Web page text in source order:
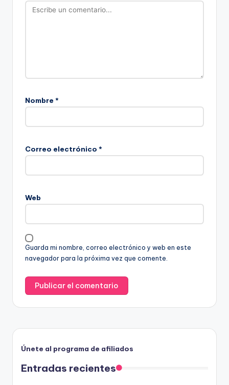
Nombre *
Correo electrónico *
Web
Guarda mi nombre, correo electrónico y web en este
navegador para la próxima vez que comente.
Únete al programa de afiliados
Entradas recientes